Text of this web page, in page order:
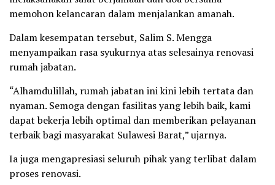
memohon kelancaran dalam menjalankan amanah.
Dalam kesempatan tersebut, Salim S. Mengga
menyampaikan rasa syukurnya atas selesainya renovasi
rumah jabatan.
“Alhamdulillah, rumah jabatan ini kini lebih tertata dan
nyaman. Semoga dengan fasilitas yang lebih baik, kami
dapat bekerja lebih optimal dan memberikan pelayanan
terbaik bagi masyarakat Sulawesi Barat,” ujarnya.
Ia juga mengapresiasi seluruh pihak yang terlibat dalam
proses renovasi.